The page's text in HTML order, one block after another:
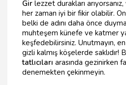
Gir lezzet durakları
her zaman iyi bir fikir olabilir.
belki de adını daha önce
muhteşem künefe ve katmer
keşfedebilirsiniz. Unutmayın,
gizli kalmış köşelerde saklıdır!
tatlıcıları arasında gezinirken
denemekten çekinmeyin.